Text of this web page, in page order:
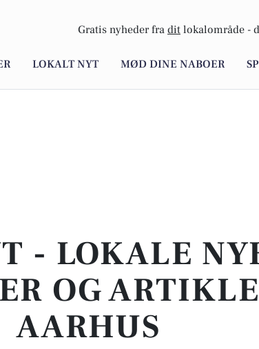
Gratis nyheder fra dit lokalområde -
LOKALT NYT MØD DINE NABOER
- LOKALE
OG
AARHUS